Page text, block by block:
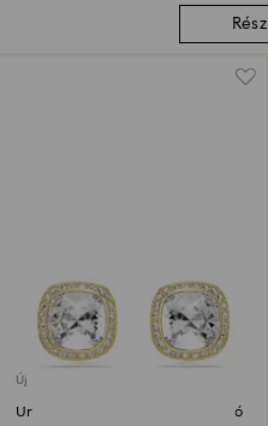
Új
Una Angelic bedugós fülbevaló